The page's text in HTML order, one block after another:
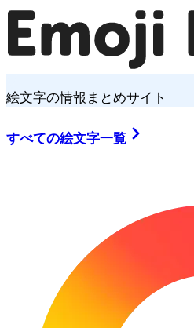
絵文字の情報まとめサイト
すべての絵文字一覧